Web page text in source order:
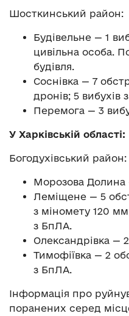
Шосткинський район:
Будівельне — 1
цивільна особа.
будівля.
Соснівка — 7
дронів; 5 вибухів
Перемога — 3
У Харківській області:
Богодухівський район:
Морозова
Леміщене — 5
з міномету 120
з БпЛА.
Олександрівка —
Тимофіївка — 2
з БпЛА.
Інформація про
поранених серед